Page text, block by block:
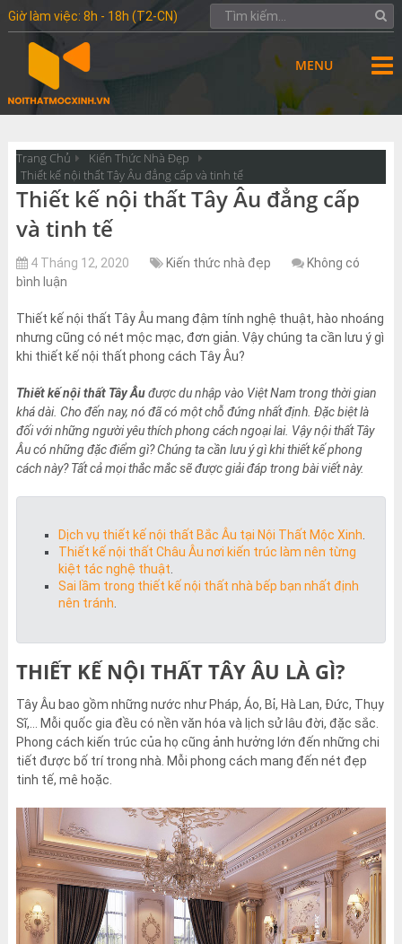
Giờ làm việc: 8h - 18h (T2-CN)
MENU
Trang Chủ
Kiến Thức Nhà Đẹp
Thiết kế nội thất Tây Âu đẳng cấp và tinh tế
Thiết kế nội thất Tây Âu đẳng cấp
và tinh tế
4 Tháng 12, 2020 Kiến thức nhà đẹp
Không có
bình luận
Thiết kế nội thất Tây Âu mang đậm tính nghệ thuật, hào nhoáng
nhưng cũng có nét mộc mạc, đơn giản. Vậy chúng ta cần lưu ý gì
khi thiết kế nội thất phong cách Tây Âu?
Thiết kế nội thất Tây Âuđược du nhập vào Việt Nam trong thời gian
khá dài. Cho đến nay, nó đã có một chỗ đứng nhất định. Đặc biệt là
đối với những người yêu thích phong cách ngoại lai. Vậy nội thất Tây
Âu có những đặc điểm gì? Chúng ta cần lưu ý gì khi thiết kế phong
cách này? Tất cả mọi thắc mắc sẽ được giải đáp trong bài viết này.
Dịch vụ thiết kế nội thất Bắc Âu tại Nội Thất Mộc Xinh
Thiết kế nội thất Châu Âu nơi kiến trúc làm nên từng
kiệt tác nghệ thuật
Sai lầm trong thiết kế nội thất nhà bếp bạn nhất định
nên tránh
THIẾT KẾ NỘI THẤT TÂY ÂU LÀ GÌ?
Tây Âu bao gồm những nước như Pháp, Áo, Bỉ, Hà Lan, Đức, Thụy
Sĩ,… Mỗi quốc gia đều có nền văn hóa và lịch sử lâu đời, đặc sắc.
Phong cách kiến trúc của họ cũng ảnh hưởng lớn đến những chi
tiết được bố trí trong nhà. Mỗi phong cách mang đến nét đẹp
tinh tế, mê hoặc.